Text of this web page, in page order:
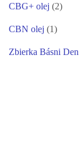
CBG+ olej (2)
CBN olej (1)
Zbierka Básni